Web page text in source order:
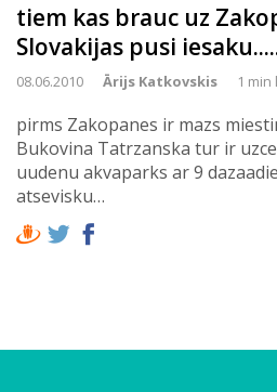
tiem kas brauc uz
Slovakijas pusi
08.06.2010 Ārijs Katkovskis 1 min
pirms Zakopanes ir mazs
Bukovina Tatrzanska tur ir
uudenu akvaparks ar 9
atsevisku…